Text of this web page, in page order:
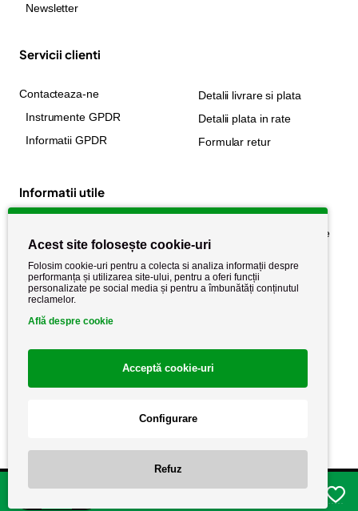
Newsletter
Servicii clienti
Contacteaza-ne
Instrumente GPDR
Informatii GPDR
Detalii livrare si plata
Detalii plata in rate
Formular retur
Informatii utile
Politica de cookie
Politica de confidențialitate
Termeni si conditii
Acest site folosește cookie-uri
Folosim cookie-uri pentru a colecta si analiza informații despre
performanța și utilizarea site-ului, pentru a oferi funcții
personalizate pe social media și pentru a îmbunătăți conținutul
reclamelor.
Află despre cookie
Acceptă cookie-uri
Configurare
Refuz